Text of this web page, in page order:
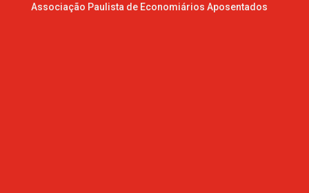
Associação Paulista de Economiários Aposentados